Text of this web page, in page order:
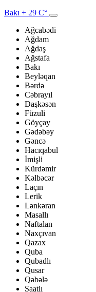
Bakı + 29 C°
Ağcabədi
Ağdam
Ağdaş
Ağstafa
Bakı
Beyləqan
Bərdə
Cəbrayıl
Daşkəsən
Füzuli
Göyçay
Gədəbəy
Gəncə
Hacıqabul
İmişli
Kürdəmir
Kəlbəcər
Laçın
Lerik
Lənkəran
Masallı
Naftalan
Naxçıvan
Qazax
Quba
Qubadlı
Qusar
Qəbələ
Saatlı